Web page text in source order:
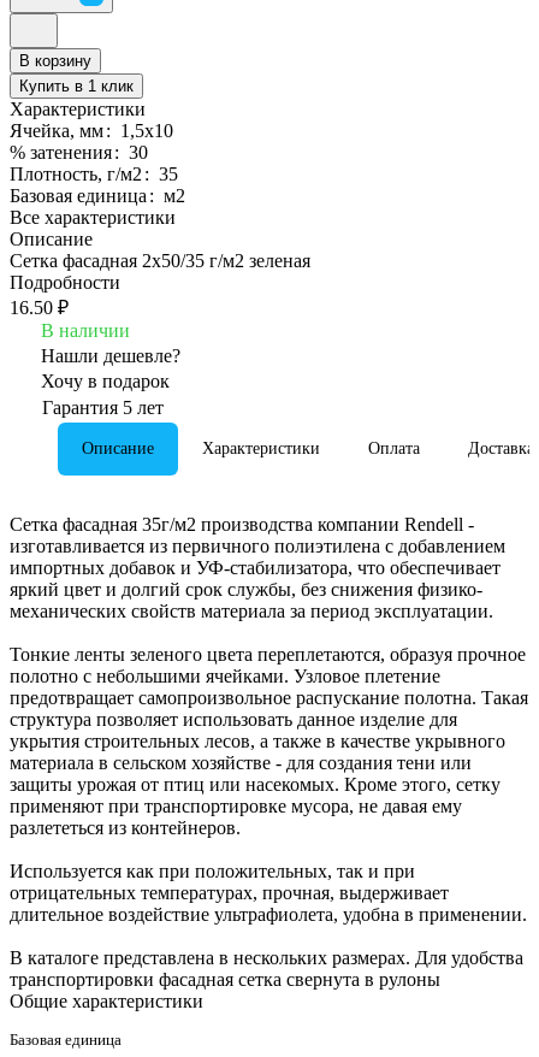
В корзину
Купить в 1 клик
Характеристики
Ячейка, мм: 1,5х10
% затенения: 30
Плотность, г/м2: 35
Базовая единица : м2
Все характеристики
Описание
Сетка фасадная 2х50/35 г/м2 зеленая
Подробности
16.50 ₽
В наличии
Нашли дешевле?
Хочу в подарок
Гарантия 5 лет
Описание Характеристики Оплата Доставка
Сетка фасадная 35г/м2 производства компании Rendell -
изготавливается из первичного полиэтилена с добавлением
импортных добавок и УФ-стабилизатора, что обеспечивает
яркий цвет и долгий срок службы, без снижения физико-
механических свойств материала за период эксплуатации.
Тонкие ленты зеленого цвета переплетаются, образуя прочное
полотно с небольшими ячейками. Узловое плетение
предотвращает самопроизвольное распускание полотна. Такая
структура позволяет использовать данное изделие для
укрытия строительных лесов, а также в качестве укрывного
материала в сельском хозяйстве - для создания тени или
защиты урожая от птиц или насекомых. Кроме этого, сетку
применяют при транспортировке мусора, не давая ему
разлететься из контейнеров.
Используется как при положительных, так и при
отрицательных температурах, прочная, выдерживает
длительное воздействие ультрафиолета, удобна в применении.
В каталоге представлена в нескольких размерах. Для удобства
транспортировки фасадная сетка свернута в рулоны
Общие характеристики
Базовая единица